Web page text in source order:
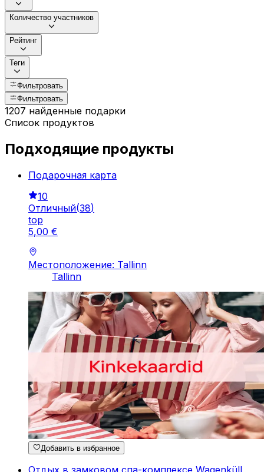
Количество участников
Рейтинг
Теги
Фильтровать
Фильтровать
1207 найденные подарки
Список продуктов
Подходящие продукты
Подарочная картa
10
Отличный(38)
top
5,00 €
Местоположение: Tallinn
Tallinn
Добавить в избранное